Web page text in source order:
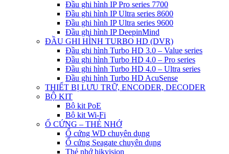
Đầu ghi hình IP Pro series 7700
Đầu ghi hình IP Ultra series 8600
Đầu ghi hình IP Ultra series 9600
Đầu ghi hình IP DeepinMind
ĐẦU GHI HÌNH TURBO HD (DVR)
Đầu ghi hình Turbo HD 3.0 – Value series
Đầu ghi hình Turbo HD 4.0 – Pro series
Đầu ghi hình Turbo HD 4.0 – Ultra series
Đầu ghi hình Turbo HD AcuSense
THIẾT BỊ LƯU TRỮ, ENCODER, DECODER
BỘ KIT
Bộ kit PoE
Bộ kit Wi-Fi
Ổ CỨNG – THẺ NHỚ
Ổ cứng WD chuyên dụng
Ổ cứng Seagate chuyên dụng
Thẻ nhớ hikvision